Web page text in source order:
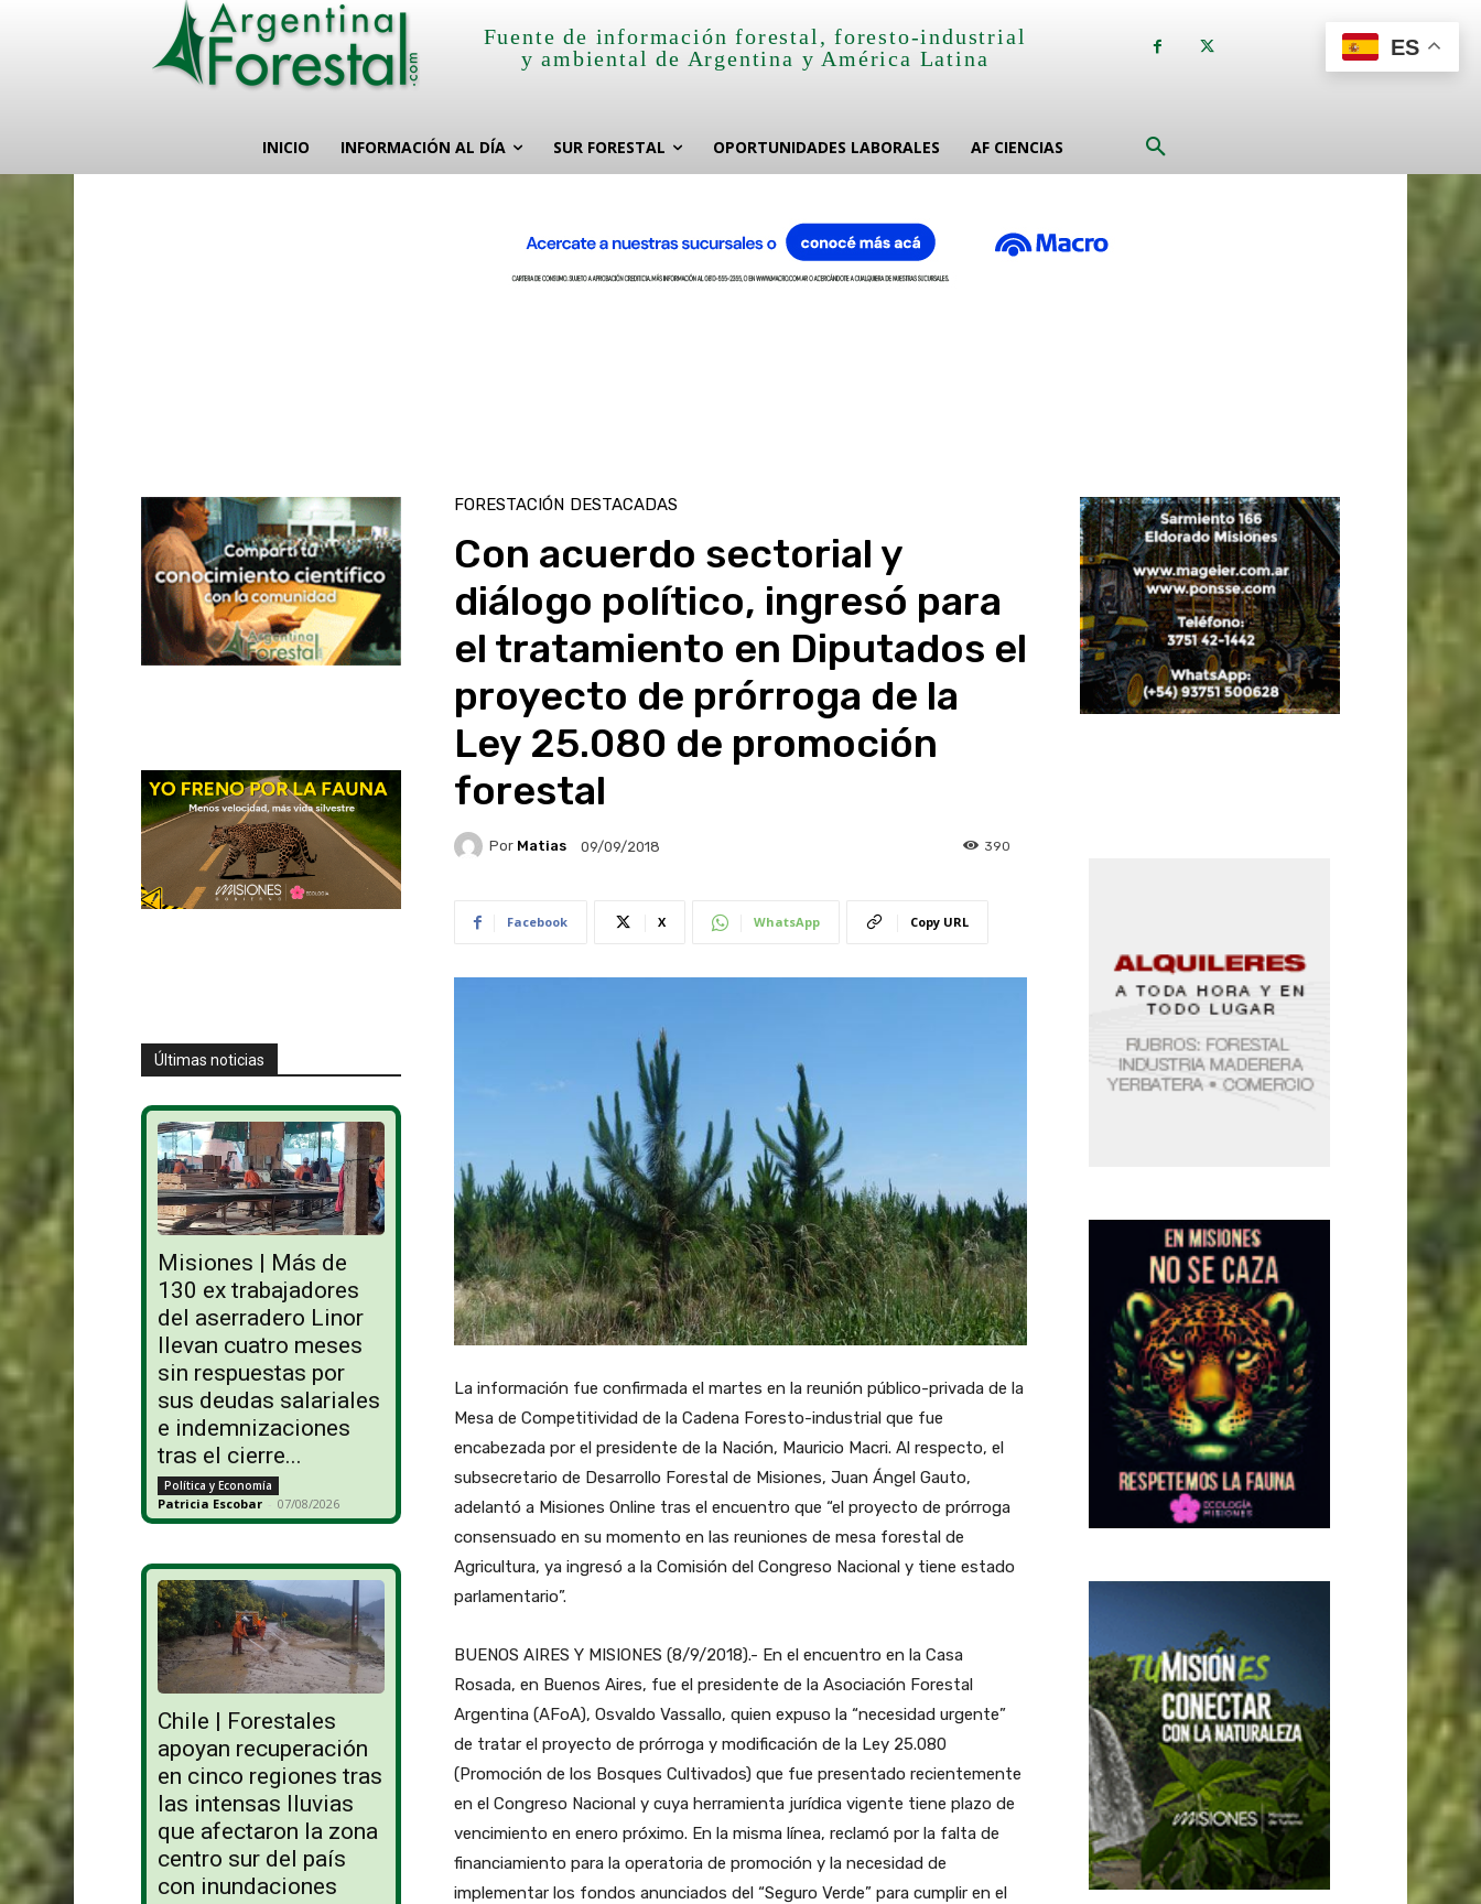
Fuente de información forestal, foresto-industrial
y ambiental de Argentina y América Latina
INICIO INFORMACIÓN AL DÍA SUR FORESTAL OPORTUNIDADES LABORALES AF CIENCIAS
Últimas noticias
Misiones | Más de
130 ex trabajadores
del aserradero Linor
llevan cuatro meses
sin respuestas por
sus deudas salariales
e indemnizaciones
tras el cierre...
Política y Economía
Patricia Escobar - 07/08/2026
Chile | Forestales
apoyan recuperación
en cinco regiones tras
las intensas lluvias
que afectaron la zona
centro sur del país
con inundaciones
FORESTACIÓN DESTACADAS
Con acuerdo sectorial y
diálogo político, ingresó para
el tratamiento en Diputados el
proyecto de prórroga de la
Ley 25.080 de promoción
forestal
Por Matias 09/09/2018 390
Facebook X WhatsApp Copy URL
La información fue confirmada el martes en la reunión público-privada de la
Mesa de Competitividad de la Cadena Foresto-industrial que fue
encabezada por el presidente de la Nación, Mauricio Macri. Al respecto, el
subsecretario de Desarrollo Forestal de Misiones, Juan Ángel Gauto,
adelantó a Misiones Online tras el encuentro que “el proyecto de prórroga
consensuado en su momento en las reuniones de mesa forestal de
Agricultura, ya ingresó a la Comisión del Congreso Nacional y tiene estado
parlamentario”.
BUENOS AIRES Y MISIONES (8/9/2018).- En el encuentro en la Casa
Rosada, en Buenos Aires, fue el presidente de la Asociación Forestal
Argentina (AFoA), Osvaldo Vassallo, quien expuso la “necesidad urgente”
de tratar el proyecto de prórroga y modificación de la Ley 25.080
(Promoción de los Bosques Cultivados) que fue presentado recientemente
en el Congreso Nacional y cuya herramienta jurídica vigente tiene plazo de
vencimiento en enero próximo. En la misma línea, reclamó por la falta de
financiamiento para la operatoria de promoción y la necesidad de
implementar los fondos anunciados del “Seguro Verde” para cumplir en el
ES